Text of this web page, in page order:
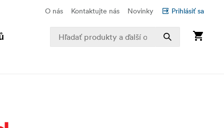
O nás Kontaktujte nás Novinky Prihlásiť sa